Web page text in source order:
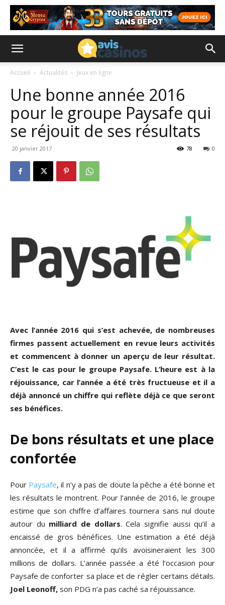
Accueil Actualités Jeux en ligne
Une bonne année 2016
pour le groupe Paysafe qui
se réjouit de ses résultats
20 janvier 2017 0
78
Avec l’année 2016 qui s’est achevée, de nombreuses
firmes passent actuellement en revue leurs activités
et commencent à donner un aperçu de leur résultat.
C’est le cas pour le groupe Paysafe. L’heure est à la
réjouissance, car l’année a été très fructueuse et il a
déjà annoncé un chiffre qui reflète déjà ce que seront
ses bénéfices.
De bons résultats et une place
confortée
Pour Paysafe, il n’y a pas de doute la pêche a été bonne et
les résultats le montrent. Pour l’année de 2016, le groupe
estime que son chiffre d’affaires tournera sans nul doute
autour du milliard de dollars. Cela signifie aussi qu’il a
encaissé de gros bénéfices. Une estimation a été déjà
annoncée, et il a affirmé qu’ils avoisineraient les 300
millions de dollars. L’année passée a été l’occasion pour
Paysafe de conforter sa place et de régler certains détails.
Joel Leonoff, son PDG n’a pas caché sa réjouissance.